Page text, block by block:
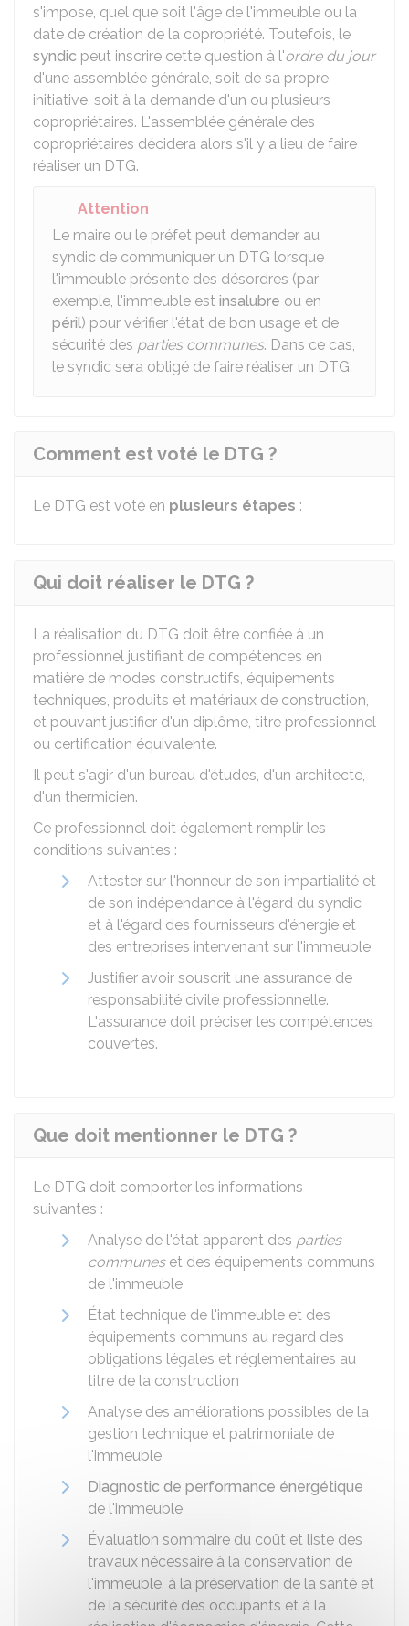
s'impose, quel que soit l'âge de l'immeuble ou la
date de création de la copropriété. Toutefois, le
syndic peut inscrire cette question à l'ordre du jour
d'une assemblée générale, soit de sa propre
initiative, soit à la demande d'un ou plusieurs
copropriétaires. L'assemblée générale des
copropriétaires décidera alors s'il y a lieu de faire
réaliser un DTG.
Attention
Le maire ou le préfet peut demander au
syndic de communiquer un DTG lorsque
l'immeuble présente des désordres (par
exemple, l'immeuble est insalubre ou en
péril) pour vérifier l'état de bon usage et de
sécurité des parties communes. Dans ce cas,
le syndic sera obligé de faire réaliser un DTG.
Comment est voté le DTG ?
Le DTG est voté en plusieurs étapes :
Qui doit réaliser le DTG ?
La réalisation du DTG doit être confiée à un
professionnel justifiant de compétences en
matière de modes constructifs, équipements
techniques, produits et matériaux de construction,
et pouvant justifier d'un diplôme, titre professionnel
ou certification équivalente.
Il peut s'agir d'un bureau d'études, d'un architecte,
d'un thermicien.
Ce professionnel doit également remplir les
conditions suivantes :
Attester sur l'honneur de son impartialité et
de son indépendance à l'égard du syndic
et à l'égard des fournisseurs d'énergie et
des entreprises intervenant sur l'immeuble
Justifier avoir souscrit une assurance de
responsabilité civile professionnelle.
L'assurance doit préciser les compétences
couvertes.
Que doit mentionner le DTG ?
Le DTG doit comporter les informations
suivantes :
Analyse de l'état apparent des parties
communeset des équipements communs
de l'immeuble
État technique de l'immeuble et des
équipements communs au regard des
obligations légales et réglementaires au
titre de la construction
Analyse des améliorations possibles de la
gestion technique et patrimoniale de
l'immeuble
Diagnostic de performance énergétique
de l'immeuble
Évaluation sommaire du coût et liste des
travaux nécessaire à la conservation de
l'immeuble, à la préservation de la santé et
de la sécurité des occupants et à la